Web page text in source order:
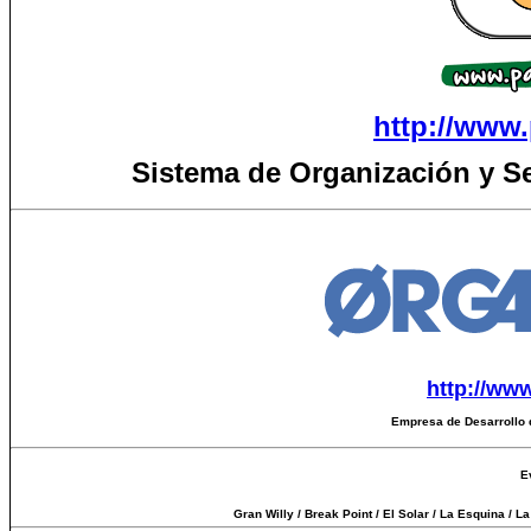
CANTIDAD DE
INTENTE
ALLI. YA EN
TENDRA UNA
la misma cantidad
“difícil” de la
en cuenta en que
tenga dudas,fue en
al final tienen mas
http://
Sistema de Organización y
http://
Empresa de
Gran Willy / Break Point / El Solar / La Esquina /